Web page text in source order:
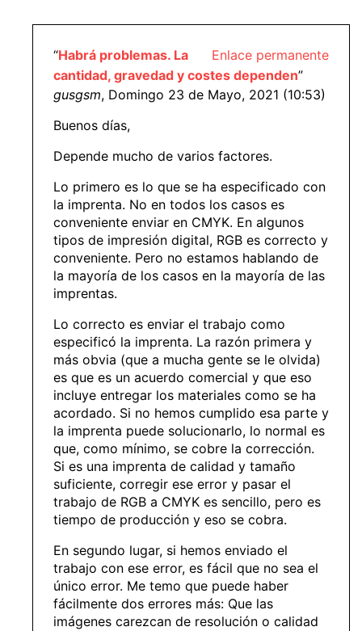
Enlace permanente
“Habrá problemas. La
cantidad, gravedad y costes dependen”
gusgsm, Domingo 23 de Mayo, 2021 (10:53)
Buenos días,
Depende mucho de varios factores.
Lo primero es lo que se ha especificado con
la imprenta. No en todos los casos es
conveniente enviar en CMYK. En algunos
tipos de impresión digital, RGB es correcto y
conveniente. Pero no estamos hablando de
la mayoría de los casos en la mayoría de las
imprentas.
Lo correcto es enviar el trabajo como
especificó la imprenta. La razón primera y
más obvia (que a mucha gente se le olvida)
es que es un acuerdo comercial y que eso
incluye entregar los materiales como se ha
acordado. Si no hemos cumplido esa parte y
la imprenta puede solucionarlo, lo normal es
que, como mínimo, se cobre la corrección.
Si es una imprenta de calidad y tamaño
suficiente, corregir ese error y pasar el
trabajo de RGB a CMYK es sencillo, pero es
tiempo de producción y eso se cobra.
En segundo lugar, si hemos enviado el
trabajo con ese error, es fácil que no sea el
único error. Me temo que puede haber
fácilmente dos errores más: Que las
imágenes carezcan de resolución o calidad